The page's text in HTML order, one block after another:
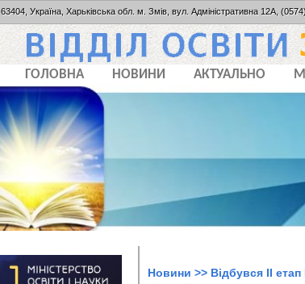
63404, Україна, Харьківська обл. м. Змів, вул. Адміністративна 12А,
ГОЛОВНА НОВИНИ АКТУАЛЬНО
Новини >> Відбувся ІІ